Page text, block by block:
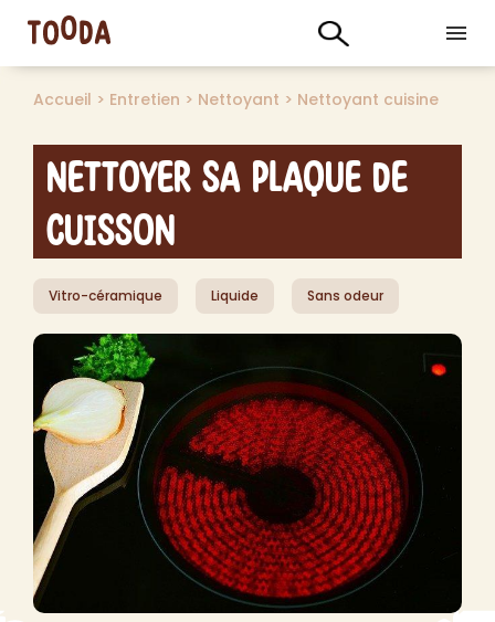
Accueil > Entretien > Nettoyant > Nettoyant cuisine
Nettoyer sa plaque de
Cuisson
Vitro-céramique Liquide Sans odeur